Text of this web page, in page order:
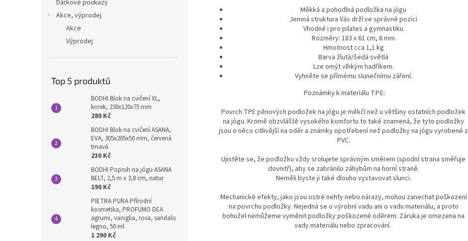
Dárkové poukazy
Akce, výprodej
Akce
Výprodej
Top 5 produktů
BODHI Blok na cvičení XL,
korek, 230x120x75 mm
280 Kč
BODHI Blok na cvičení ASANA,
EVA, 305x205x50 mm, červená
tmavá
230 Kč
BODHI Popruh na jógu ASANA
BELT, 2,5 m x 3,8 cm, natur
190 Kč
PIETRA PURA Přírodní
kosmetika, PROFUMO DEA
agrumi, vaniglia, rosa, sandalo
legno, 50 ml
1 290 Kč
Měkká a pohodlná podložka na jógu
Jemná struktura Vás drží ve správné pozici
Vhodné i pro pilates a gymnastiku
Rozměry: 183 x 61 cm, 6 mm
Hmotnost cca 1,1 kg
Barva žlutá/šedá světlá
Lze omýt vlhkým hadříkem.
Vyhněte se přímému slunečnímu záření.
Poznámky k materiálu TPE:
Povrch TPE pěnových podložek na jógu je měkčí než u většiny ostatních podložek
na jógu. Kromě obzvláště vysokého komfortu to také znamená, že tyto podložky
jsou o něco citlivější na oděr a známky opotřebení než podložky na jógu vyrobené z
PVC.
Ujistěte se, že podložku vždy srolujete správným směrem (spodní strana směřuje
dovnitř), aby se zabránilo záhybům na horní straně.
Neměli byste ji také dlouho vystavovat slunci.
Mechanické efekty, jako jsou ostré nehty nebo nárazy, mohou zanechat poškození
na povrchu podložky. Nejedná se o výrobní vadu ani o vadu materiálu, a proto
bohužel nemůžeme vyměnit podložky poškozené oděrem. Záruka je omezena na
vady materiálu nebo zpracování.